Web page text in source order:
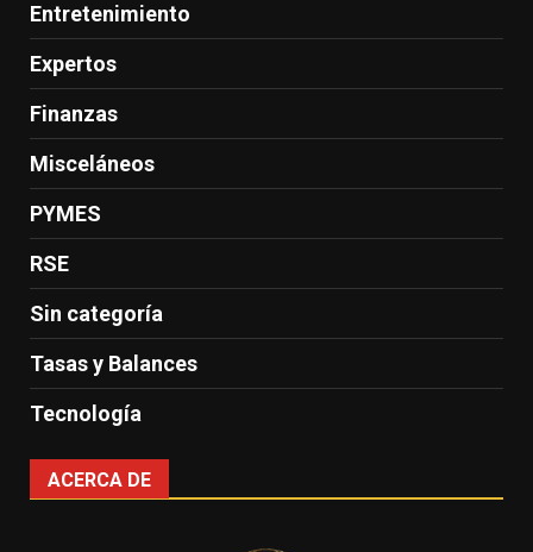
Entretenimiento
Expertos
Finanzas
Misceláneos
PYMES
RSE
Sin categoría
Tasas y Balances
Tecnología
ACERCA DE